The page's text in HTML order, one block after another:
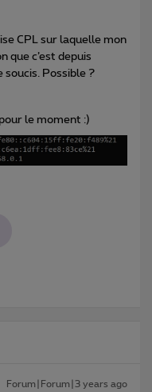
CPL sur laquelle mon
que c’est depuis
soucis. Possible ?
le moment :)
Forum|Forum|3 years ago